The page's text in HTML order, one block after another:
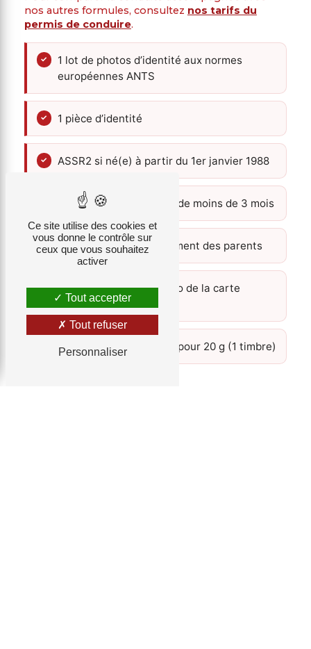
nos autres formules, consultez nos tarifs du
permis de conduire.
1 lot de photos d’identité aux normes
européennes ANTS
1 pièce d’identité
ASSR2 si né(e) à partir du 1er janvier 1988
1 justificatif de domicile de moins de 3 mois
1 attestation d’hébergement des parents
1 photocopie recto-verso de la carte
d’identité du parent
1 enveloppe A5 timbrée pour 20 g (1 timbre)
Ce site utilise des cookies et
vous donne le contrôle sur
ceux que vous souhaitez
activer
Tout accepter
Tout refuser
Personnaliser